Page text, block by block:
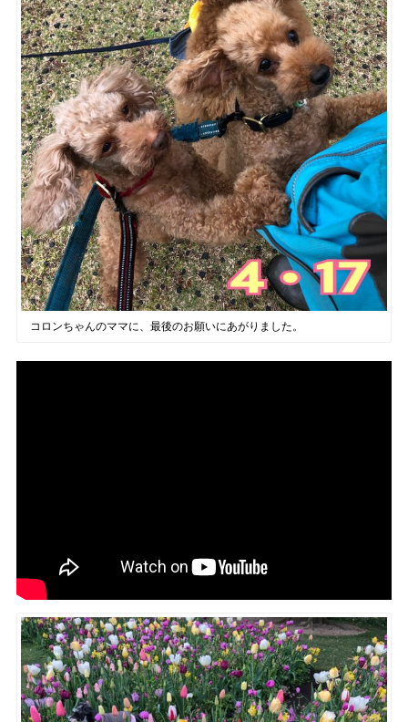
コロンちゃんのママに、最後のお願いにあがりました。